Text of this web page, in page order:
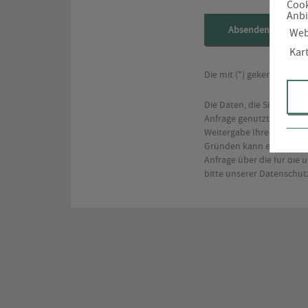
Absenden
Die mit (*)
Die Daten, die Sie hier
Anfrage genutzt. Dabei
Weitergabe Ihrer Daten
Gründen kann eine
Anfrage über die für die
bitte unserer